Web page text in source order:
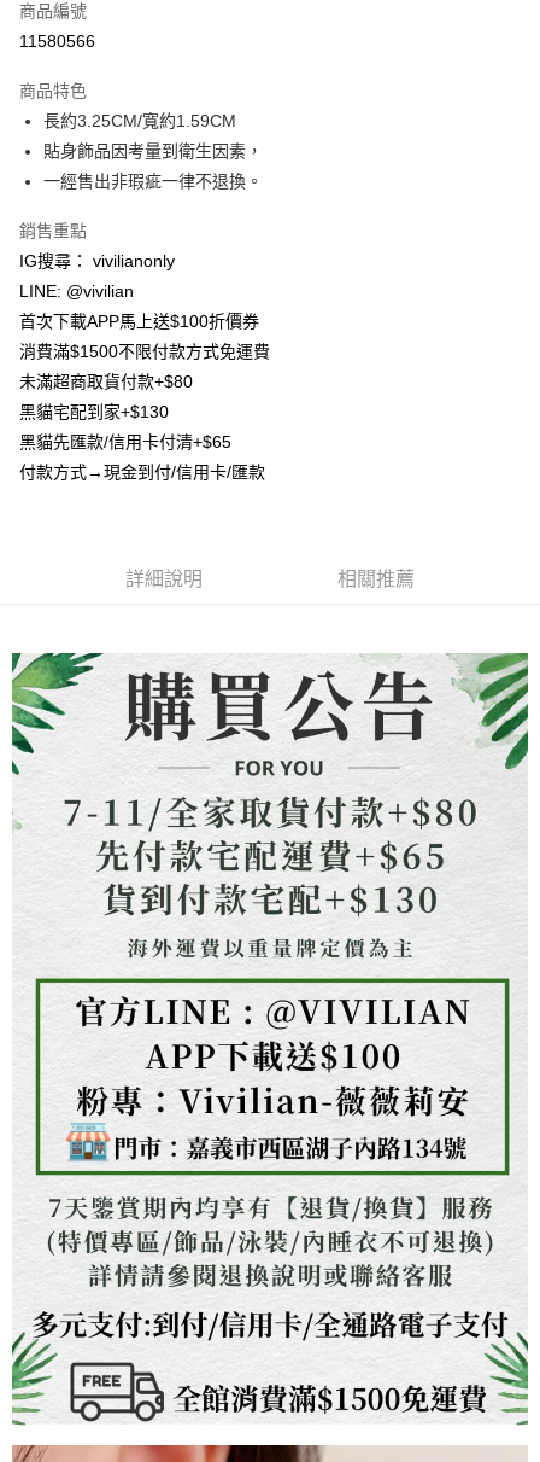
信用卡分期付款
合作金庫商業銀行
華南商業銀行
上海商業儲蓄銀行
國泰世華商業銀行
匯豐（台灣）商業銀行
聯邦商業銀行
台新國際商業銀行
台灣樂天信用卡公司
超商取貨付款
LINE Pay
街口支付
悠遊付
Google Pay
大哥付你分期
相關說明
【大哥付你分期使用說明】
2.付款方式選擇「大哥付你分期」，訂單成立後會自動跳轉到大哥付的交易
4.訂單成立30分鐘內，如未前往確認交易或遇審核未通過，訂單將自動取
消。如遇「轉專審核」未通過狀況，表示未達大哥付你分期系統評分，恕無
1.分期款項不併入電信帳單，「大哥付你分期」於每月結算日後寄送繳費提
醒簡訊。
2.透過簡訊連結打開帳單後，可選擇「超商條碼／台灣大直營門市／銀行轉
帳／街口支付／iPASS MONEY」等通路繳費。
【注意事項】
1.本服務係由「台灣大哥大股份有限公司」（以下簡稱本公司）所提供，讓
用戶於交易時，得透過本服務購買商品或服務，並由商店將買賣／分期付款
買賣價金債權讓與本公司後，依約使用本公司帳單繳交帳款。
2.基於同意付款使用「大哥付你分期」之契約關係目的，商店將以您的個人
資料（包含姓名、電話或地址）提供予台灣大哥大進項蒐集、處理及利用，
由本公司與您本人進行分期帳單所需資料之確認、核對及更正。
3.完整用戶服務條款，請詳閱以下連結： https://oppay.tw/userRule
AFTEE先享後付
相關說明
１．簡單：不需註冊會員、不需綁卡、不需儲值。
【「AFTEE先享後付」結帳流程】
１．於結帳方式選擇「AFTEE先享後付」後，將跳轉至「AFTEE先享後付」
結帳頁面，進行簡訊認證並確認金額後，即可完成結帳。
２．訂單成立數日內，您將收到繳費通知簡訊。
３．收到繳費通知簡訊後14天內，點擊此簡訊中的連結，可透過四大超商／
ATM／網路銀行／等多元方式進行付款，方視為交易完成。
※ 請注意：結帳手續完成當下不需立刻繳費，但若您需要取消訂單，請聯絡
購買商品的店家。未經商家同意取消之訂單仍視為有效，需透過AFTEE先享
後付繳納相關費用。
※ 交易是否成功請以「AFTEE先享後付 」之結帳頁面顯示為準，若有關於
是否繳費成功／繳費後需取消欲退款等相關疑問，請聯繫「AFTEE先享後付
客戶支援中心」https://netprotections.freshdesk.com/support/home
【注意事項】
１．透過由恩沛科技股份有限公司提供之「AFTEE先享後付」服務完成之交
易，需依本服務之必要範圍內提供個人資料，並將交易相關給付款項請求債
權轉讓予恩沛科技股份有限公司。
２．關於個人資料處理事宜，請瀏覽以下網址：
https://aftee.tw/terms/#terms3
３．未成年的使用者請事先徵得法定代理人或監護人之同意方可使用
「AFTEE先享後付」，若未經同意申辦者引起之損失，本公司不負相關責
４．使用「AFTEE先享後付」時，將依據個別帳號之用戶狀況，依本公司即
時審查核予不同之上限額度；若仍有額度不足之情形，本公司將視審查結果
５．嚴禁一人註冊多個帳號或使用他人資訊註冊。若發現惡意使用之情形，
恩沛科技股份有限公司將有權停止該用戶之使用額度並採取法律行動。
全家取貨付款
每筆NT$80，滿NT$1,500(含以上)免運費
7-11取貨付款
每筆NT$80，滿NT$1,500(含以上)免運費
先付款宅配到府
每筆NT$65，滿NT$1,500(含以上)免運費
貨到付款
每筆NT$130，滿NT$1,500(含以上)免運費
海外配送 查看運費
商品編號
11580566
商品特色
長約3.25CM/寬約1.59CM
貼身飾品因考量到衛生因素，
一經售出非瑕疵一律不退換。
銷售重點
IG搜尋： vivilianonly
LINE: @vivilian
首次下載APP馬上送$100折價券
消費滿$1500不限付款方式免運費
未滿超商取貨付款+$80
黑貓宅配到家+$130
黑貓先匯款/信用卡付清+$65
付款方式→現金到付/信用卡/匯款
詳細說明 相關推薦